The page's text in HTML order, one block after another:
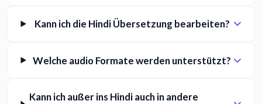
Kann ich die Hindi Übersetzung bearbeiten?
Welche audio Formate werden unterstützt?
Kann ich außer ins Hindi auch in andere